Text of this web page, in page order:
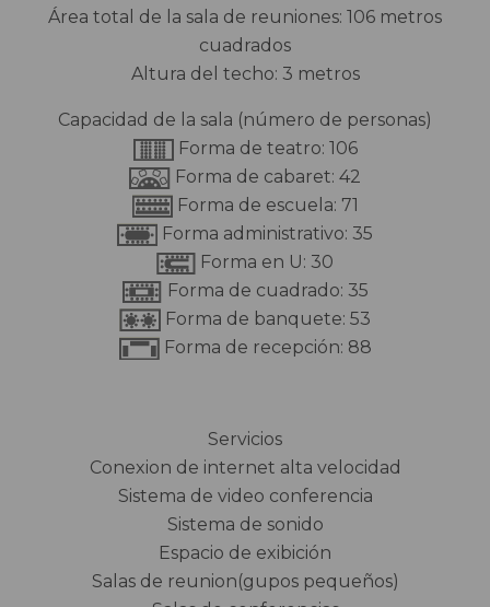
Área total de la sala de reuniones: 106 metros
cuadrados
Altura del techo: 3 metros
Capacidad de la sala (número de personas)
Forma de teatro: 106
Forma de cabaret: 42
Forma de escuela: 71
Forma administrativo: 35
Forma en U: 30
Forma de cuadrado: 35
Forma de banquete: 53
Forma de recepción: 88
Servicios
Conexion de internet alta velocidad
Sistema de video conferencia
Sistema de sonido
Espacio de exibición
Salas de reunion(gupos pequeños)